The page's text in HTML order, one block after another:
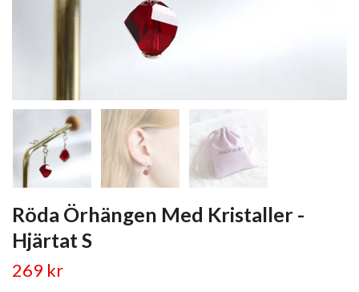
Röda Örhängen Med Kristaller -
Hjärtat S
269 kr